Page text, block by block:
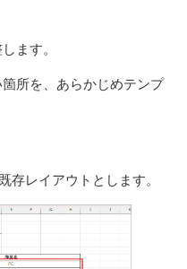
ます。
所を、あらかじめテンプ
存レイアウトとします。